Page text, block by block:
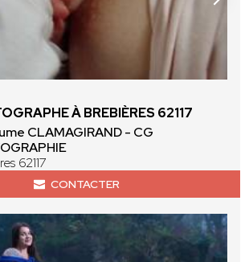
À BREBIÈRES 62117
CLAMAGIRAND - CG
62117
CONTACTER